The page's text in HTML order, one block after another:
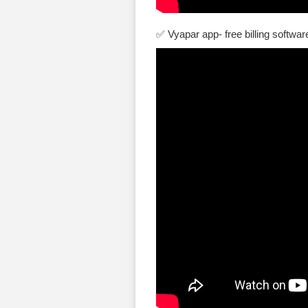
✅ Vyapar app- free billing